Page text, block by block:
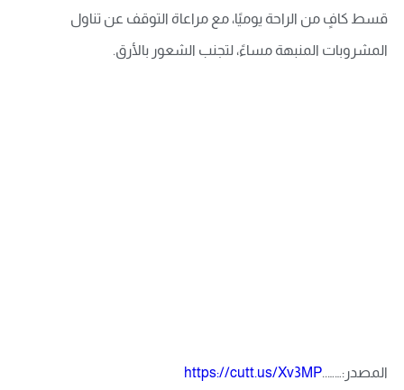
قسط كافٍ من الراحة يوميًا، مع مراعاة التوقف عن تناول
المشروبات المنبهة مساءً، لتجنب الشعور بالأرق.
المصدر:……..https://cutt.us/Xv3MP